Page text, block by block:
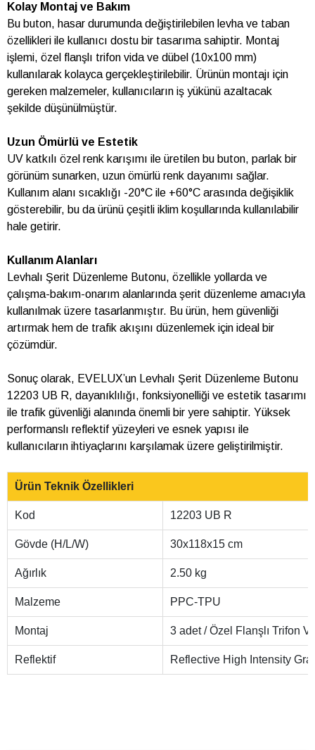
Kolay Montaj ve Bakım
Bu buton, hasar durumunda değiştirilebilen levha ve taban
özellikleri ile kullanıcı dostu bir tasarıma sahiptir. Montaj
işlemi, özel flanşlı trifon vida ve dübel (10x100 mm)
kullanılarak kolayca gerçekleştirilebilir. Ürünün montajı için
gereken malzemeler, kullanıcıların iş yükünü azaltacak
şekilde düşünülmüştür.
Uzun Ömürlü ve Estetik
UV katkılı özel renk karışımı ile üretilen bu buton, parlak bir
görünüm sunarken, uzun ömürlü renk dayanımı sağlar.
Kullanım alanı sıcaklığı -20°C ile +60°C arasında değişiklik
gösterebilir, bu da ürünü çeşitli iklim koşullarında kullanılabilir
hale getirir.
Kullanım Alanları
Levhalı Şerit Düzenleme Butonu, özellikle yollarda ve
çalışma-bakım-onarım alanlarında şerit düzenleme amacıyla
kullanılmak üzere tasarlanmıştır. Bu ürün, hem güvenliği
artırmak hem de trafik akışını düzenlemek için ideal bir
çözümdür.
Sonuç olarak, EVELUX’un Levhalı Şerit Düzenleme Butonu
12203 UB R, dayanıklılığı, fonksiyonelliği ve estetik tasarımı
ile trafik güvenliği alanında önemli bir yere sahiptir. Yüksek
performanslı reflektif yüzeyleri ve esnek yapısı ile
kullanıcıların ihtiyaçlarını karşılamak üzere geliştirilmiştir.
Ürün Teknik Özellikleri
Kod 12203 UB R
Gövde (H/L/W) 30x118x15 cm
Ağırlık 2.50 kg
Malzeme PPC-TPU
Montaj 3 adet / Özel Flanşlı Trifon
Reflektif Reflective High Intensity